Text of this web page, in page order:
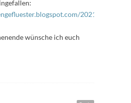
2021/10/
wünsche ich euch